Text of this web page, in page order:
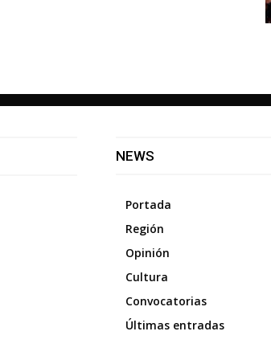
NEWS
Portada
Región
Opinión
Cultura
Convocatorias
Últimas entradas